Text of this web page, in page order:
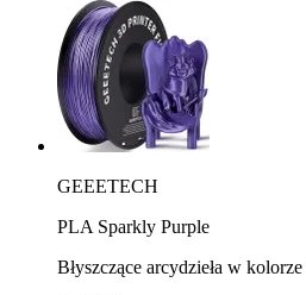
GEEETECH
PLA Sparkly Purple
Błyszczące arcydzieła w